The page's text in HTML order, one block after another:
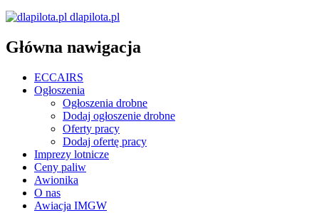
dlapilota.pl
Główna nawigacja
ECCAIRS
Ogłoszenia
Ogłoszenia drobne
Dodaj ogłoszenie drobne
Oferty pracy
Dodaj ofertę pracy
Imprezy lotnicze
Ceny paliw
Awionika
O nas
Awiacja IMGW